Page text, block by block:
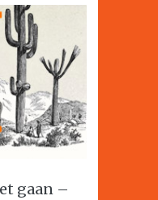
gaan –